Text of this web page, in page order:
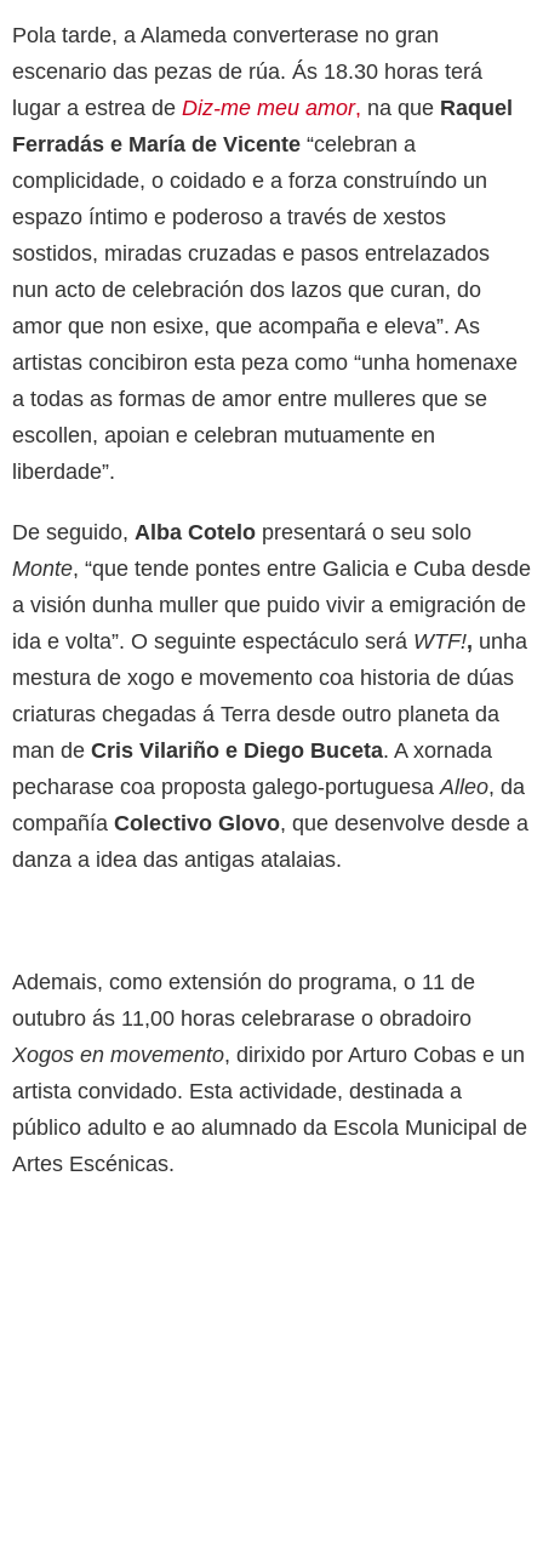
Pola tarde, a Alameda converterase no gran
escenario das pezas de rúa. Ás 18.30 horas terá
lugar a estrea de Diz-me meu amor, na que Raquel
Ferradás e María de Vicente “celebran a
complicidade, o coidado e a forza construíndo un
espazo íntimo e poderoso a través de xestos
sostidos, miradas cruzadas e pasos entrelazados
nun acto de celebración dos lazos que curan, do
amor que non esixe, que acompaña e eleva”. As
artistas concibiron esta peza como “unha homenaxe
a todas as formas de amor entre mulleres que se
escollen, apoian e celebran mutuamente en
liberdade”.
De seguido, Alba Cotelo presentará o seu solo
Monte, “que tende pontes entre Galicia e Cuba desde
a visión dunha muller que puido vivir a emigración de
ida e volta”. O seguinte espectáculo será WTF!, unha
mestura de xogo e movemento coa historia de dúas
criaturas chegadas á Terra desde outro planeta da
man de Cris Vilariño e Diego Buceta. A xornada
pecharase coa proposta galego-portuguesaAlleo, da
compañía Colectivo Glovo, que desenvolve desde a
danza a idea das antigas atalaias.
Ademais, como extensión do programa, o 11 de
outubro ás 11,00 horas celebrarase o obradoiro
Xogos en movemento, dirixido por Arturo Cobas e un
artista convidado. Esta actividade, destinada a
público adulto e ao alumnado da Escola Municipal de
Artes Escénicas.